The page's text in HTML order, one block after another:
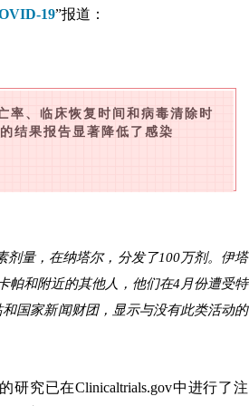
19”报道：
率、临床恢复时间和病毒清除时
结果报告显著降低了感染
量，在纳塔尔，分发了100万剂。伊塔
帕和附近的其他人，他们在4月份遭受特
国家新闻财团，显示与没有此类活动的
研究已在Clinicaltrials.gov中进行了注